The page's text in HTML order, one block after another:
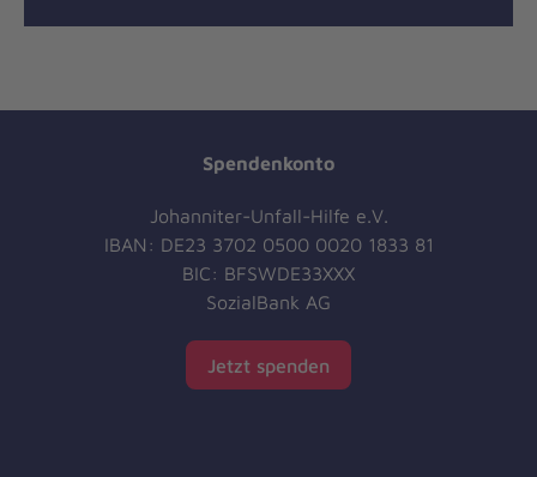
Spendenkonto
Johanniter-Unfall-Hilfe e.V.
IBAN: DE23 3702 0500 0020 1833 81
BIC: BFSWDE33XXX
SozialBank AG
Jetzt spenden